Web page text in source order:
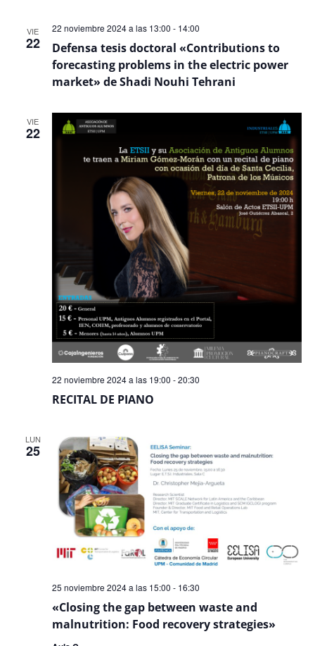
VIE
22
Defensa tesis doctoral «Contributions to
forecasting problems in the electric power
market» de Shadi Nouhi Tehrani
22 noviembre 2024 a las 13:00 - 14:00
VIE
22
RECITAL DE PIANO
22 noviembre 2024 a las 19:00 -20:30
LUN
25
«Closing the gap between waste and
malnutrition: Food recovery strategies»
25 noviembre 2024 a las 15:00 - 16:30